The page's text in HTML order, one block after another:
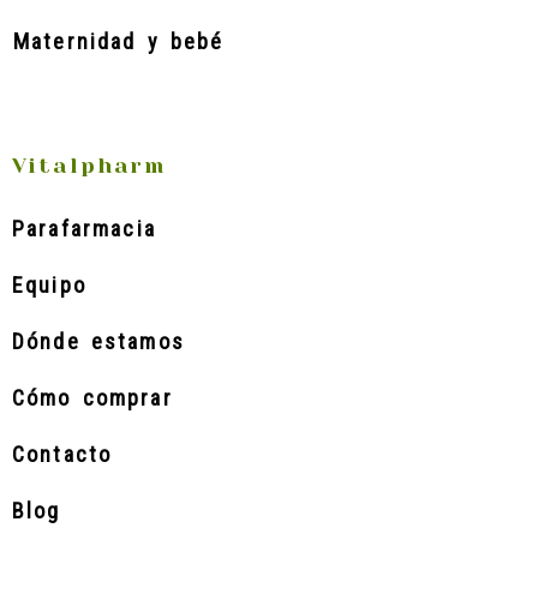
Maternidad y bebé
Vitalpharm
Parafarmacia
Equipo
Dónde estamos
Cómo comprar
Contacto
Blog